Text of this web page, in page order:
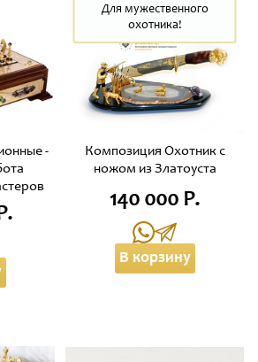
-
Композиция Охотник с
ножом из Златоуста
Для мужественного
охотника!
140 000 Р.
В корзину